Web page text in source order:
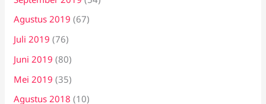
Agustus 2019 (67)
Juli 2019 (76)
Juni 2019 (80)
Mei 2019 (35)
Agustus 2018 (10)